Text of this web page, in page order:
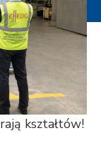
kształtów!